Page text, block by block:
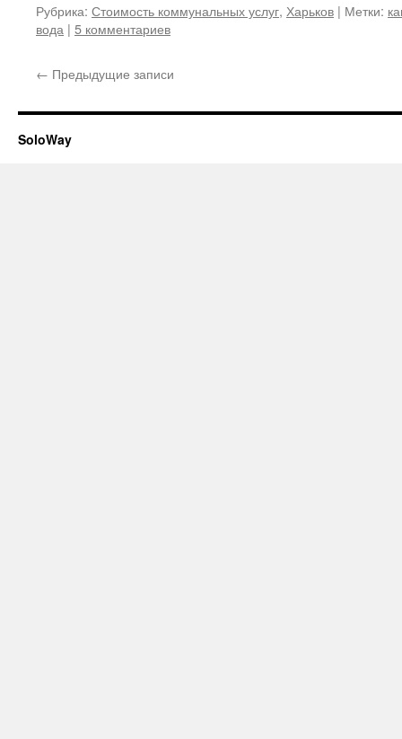
Рубрика: Стоимость коммунальных услуг, Харьков | Метки:
вода | 5 комментариев
← Предыдущие записи
SoloWay